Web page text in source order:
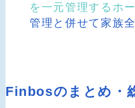
を一元管理するホ
管理と併せて家族
Finbosのまとめ・